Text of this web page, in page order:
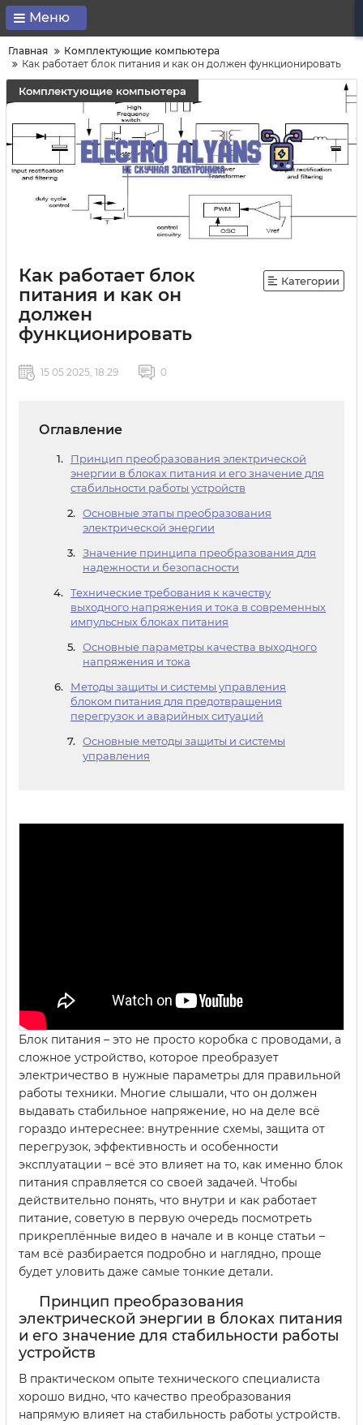
Меню
Главная
Комплектующие компьютера
Как работает блок питания и как он должен функционировать
Комплектующие компьютера
Как работает блок
питания и как он
должен
функционировать
Категории
15 05 2025, 18:29 0
Оглавление
Принцип преобразования электрической
энергии в блоках питания и его значение для
стабильности работы устройств
Основные этапы преобразования
электрической энергии
Значение принципа преобразования для
надежности и безопасности
Технические требования к качеству
выходного напряжения и тока в современных
импульсных блоках питания
Основные параметры качества выходного
напряжения и тока
Методы защиты и системы управления
блоком питания для предотвращения
перегрузок и аварийных ситуаций
Основные методы защиты и системы
управления
Блок питания – это не просто коробка с проводами, а
сложное устройство, которое преобразует
электричество в нужные параметры для правильной
работы техники. Многие слышали, что он должен
выдавать стабильное напряжение, но на деле всё
гораздо интереснее: внутренние схемы, защита от
перегрузок, эффективность и особенности
эксплуатации – всё это влияет на то, как именно блок
питания справляется со своей задачей. Чтобы
действительно понять, что внутри и как работает
питание, советую в первую очередь посмотреть
прикреплённые видео в начале и в конце статьи –
там всё разбирается подробно и наглядно, проще
будет уловить даже самые тонкие детали.
Принцип преобразования
электрической энергии в блоках питания
и его значение для стабильности работы
устройств
В практическом опыте технического специалиста
хорошо видно, что качество преобразования
напрямую влияет на стабильность работы устройств.